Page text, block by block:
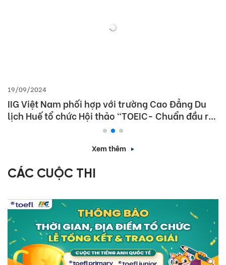
19/09/2024
IIG Việt Nam phối hợp với trường Cao Đẳng Du
lịch Huế tổ chức Hội thảo “TOEIC- Chuẩn đầu ra
tiếng Anh- Bí Quyết chinh phục nhà tuyển dụng”
Xem thêm
CÁC CUỘC THI